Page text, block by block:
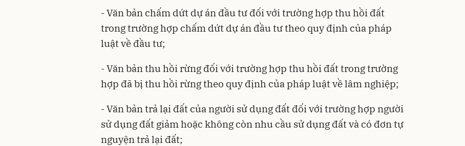
- Văn bản chấm dứt dự án đầu tư đối với trường hợp thu hồi đất
trong trường hợp chấm dứt dự án đầu tư theo quy định của pháp
luật về đầu tư;
- Văn bản thu hồi rừng đối với trường hợp thu hồi đất trong trường
hợp đã bị thu hồi rừng theo quy định của pháp luật về lâm nghiệp;
- Văn bản trả lại đất của người sử dụng đất đối với trường hợp người
sử dụng đất giảm hoặc không còn nhu cầu sử dụng đất và có đơn tự
nguyện trả lại đất;